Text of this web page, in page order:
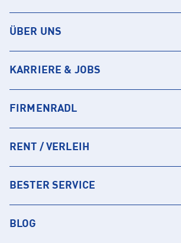
ÜBER UNS
KARRIERE & JOBS
FIRMENRADL
RENT / VERLEIH
BESTER SERVICE
BLOG